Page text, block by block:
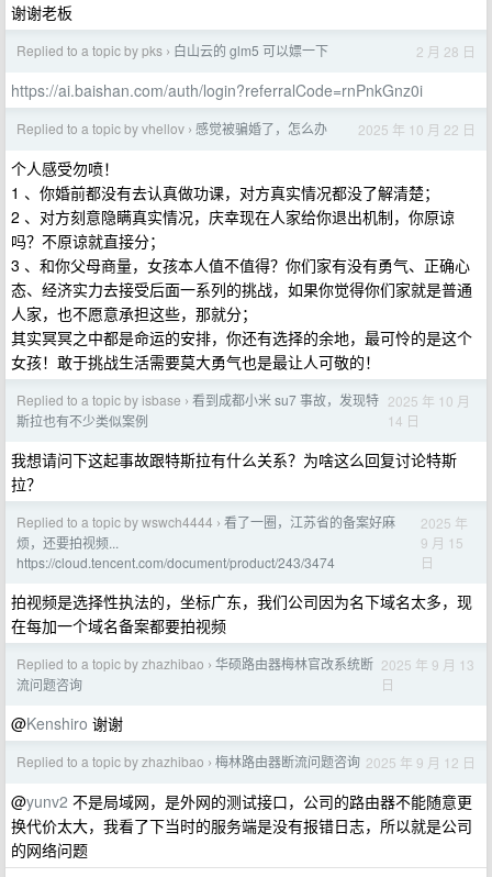
谢谢老板
Replied to a topic by pks › 白山云的 glm5 可以嫖一下 2 月 28 日
https://ai.baishan.com/auth/login?referralCode=rnPnkGnz0i
Replied to a topic by vhellov › 感觉被骗婚了，怎么办 2025 年 10 月 22 日
个人感受勿喷！
1 、你婚前都没有去认真做功课，对方真实情况都没了解清楚；
2 、对方刻意隐瞒真实情况，庆幸现在人家给你退出机制，你原谅
吗？不原谅就直接分；
3 、和你父母商量，女孩本人值不值得？你们家有没有勇气、正确心
态、经济实力去接受后面一系列的挑战，如果你觉得你们家就是普通
人家，也不愿意承担这些，那就分；
其实冥冥之中都是命运的安排，你还有选择的余地，最可怜的是这个
女孩！敢于挑战生活需要莫大勇气也是最让人可敬的！
Replied to a topic by isbase › 看到成都小米 su7 事故，发现特
斯拉也有不少类似案例
2025 年 10 月
14 日
我想请问下这起事故跟特斯拉有什么关系？为啥这么回复讨论特斯
拉？
Replied to a topic by wswch4444 › 看了一圈，江苏省的备案好麻
烦，还要拍视频...
https://cloud.tencent.com/document/product/243/3474
2025 年
9 月 15
日
拍视频是选择性执法的，坐标广东，我们公司因为名下域名太多，现
在每加一个域名备案都要拍视频
Replied to a topic by zhazhibao › 华硕路由器梅林官改系统断
流问题咨询
2025 年 9 月 13
日
@Kenshiro 谢谢
Replied to a topic by zhazhibao › 梅林路由器断流问题咨询 2025 年 9 月 12 日
@yunv2 不是局域网，是外网的测试接口，公司的路由器不能随意更
换代价太大，我看了下当时的服务端是没有报错日志，所以就是公司
的网络问题